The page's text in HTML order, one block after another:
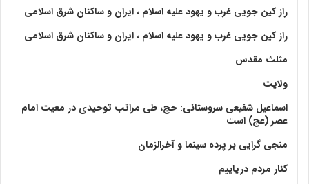
راز کین جویی غرب و یهود علیه اسلام ، ایران و ساکنان شرق اسلامی
راز کین جویی غرب و یهود علیه اسلام ، ایران و ساکنان شرق اسلامی
مثلث مقدس
ولايت‏
اسماعیل شفیعی سروستانی: حج، طی مراتب توحیدی در معیت امام
عصر (عج) است
منجی گرایی بر پرده سینما و آخرالزمان
کنار مردم دریاییم